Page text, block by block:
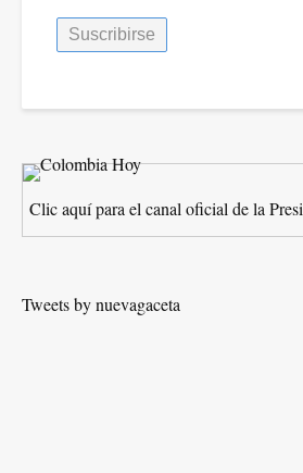
Clic aquí para el canal oficial de la
Tweets by nuevagaceta